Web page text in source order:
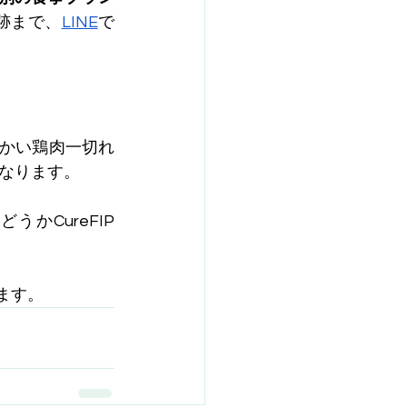
で、
LINEで
い鶏肉一切れ
ります。
うかCureFIP
。